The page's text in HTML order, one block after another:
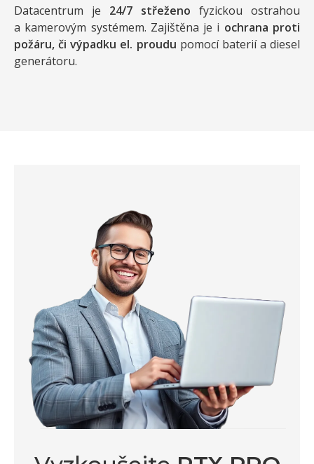
Datacentrum je 24/7 střeženo fyzickou ostrahou
a kamerovým systémem. Zajištěna je i ochrana proti
požáru, či výpadku el. proudu pomocí baterií a diesel
generátoru.